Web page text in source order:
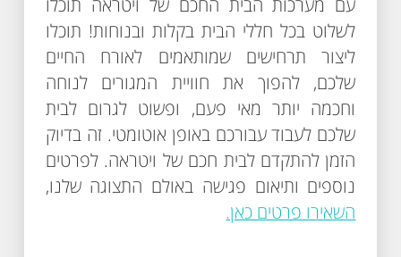
לשלוט בכל חללי הבית בקלות ובנוחות! תוכלו
ליצור תרחישים שמותאמים לאורח החיים
שלכם, להפוך את חוויית המגורים לנוחה
וחכמה יותר מאי פעם, ופשוט לגרום לבית
שלכם לעבוד עבורכם באופן אוטומטי. זה בדיוק
הזמן להתקדם לבית חכם של ויטראה. לפרטים
נוספים ותיאום פגישה באולם התצוגה שלנו,
השאירו פרטים כאן.